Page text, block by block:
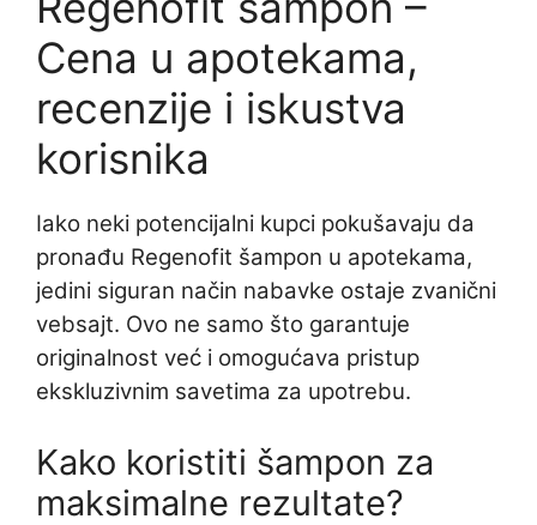
Cena u apotekama,
recenzije i iskustva
korisnika
Iako neki potencijalni kupci pokušavaju da
pronađu Regenofit šampon u apotekama,
jedini siguran način nabavke ostaje zvanični
vebsajt. Ovo ne samo što garantuje
originalnost već i omogućava pristup
ekskluzivnim savetima za upotrebu.
Kako koristiti šampon za
maksimalne rezultate?